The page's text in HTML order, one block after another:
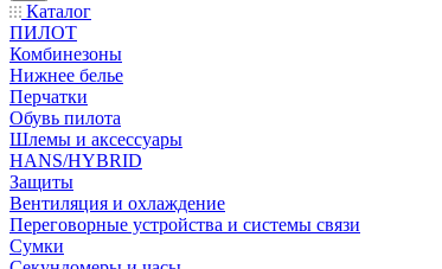
Каталог
ПИЛОТ
Комбинезоны
Нижнее белье
Перчатки
Обувь пилота
Шлемы и аксессуары
HANS/HYBRID
Защиты
Вентиляция и охлаждение
Переговорные устройства и системы связи
Сумки